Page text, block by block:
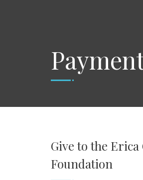
Give to the Erica
Foundation